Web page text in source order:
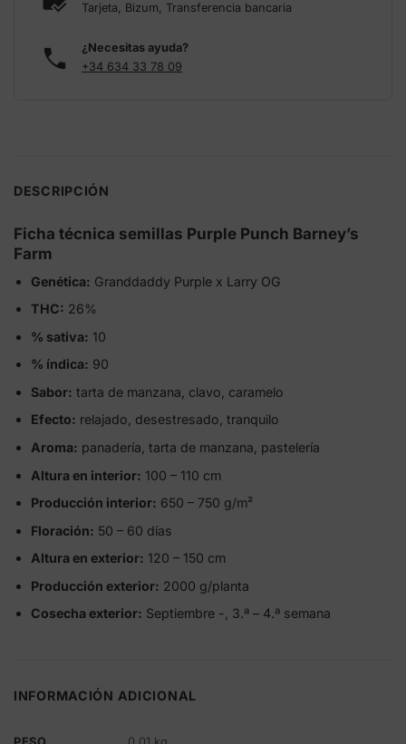
Tarjeta, Bizum, Transferencia bancaria
¿Necesitas ayuda?
+34 634 33 78 09
DESCRIPCIÓN
Ficha técnica semillas Purple Punch Barney’s
Farm
Genética: Granddaddy Purple x Larry OG
THC: 26%
% sativa: 10
% índica: 90
Sabor: tarta de manzana, clavo, caramelo
Efecto: relajado, desestresado, tranquilo
Aroma: panadería, tarta de manzana, pastelería
Altura en interior: 100 – 110 cm
Producción interior: 650 – 750 g/m²
Floración: 50 – 60 días
Altura en exterior: 120 – 150 cm
Producción exterior: 2000 g/planta
Cosecha exterior: Septiembre -, 3.ª – 4.ª semana
INFORMACIÓN ADICIONAL